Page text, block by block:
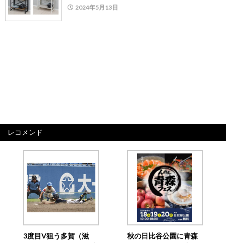
2024年5月13日
レコメンド
3度目V狙う多賀（滋
秋の日比谷公園に青森